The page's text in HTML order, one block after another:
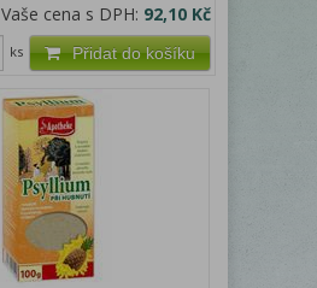
Vaše cena s DPH: 92,10 Kč
Přidat do košíku
ks